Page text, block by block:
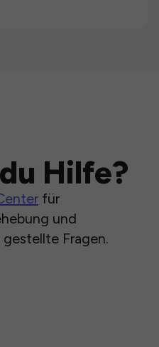
Hilfe?
für
und
Fragen.